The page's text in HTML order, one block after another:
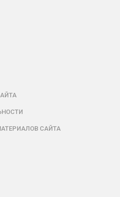
САЙТА